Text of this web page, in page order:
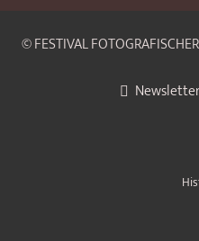
© FESTIVAL